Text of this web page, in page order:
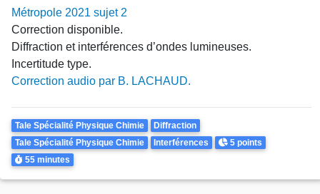
Métropole 2021 sujet 2
Correction disponible.
Diffraction et interférences d’ondes lumineuses.
Incertitude type.
Correction audio par B. LACHAUD.
Theme
Tale Spécialité Physique Chimie
Diffraction
Tale Spécialité Physique Chimie
Interférences Points
5 points
Durée
55 minutes